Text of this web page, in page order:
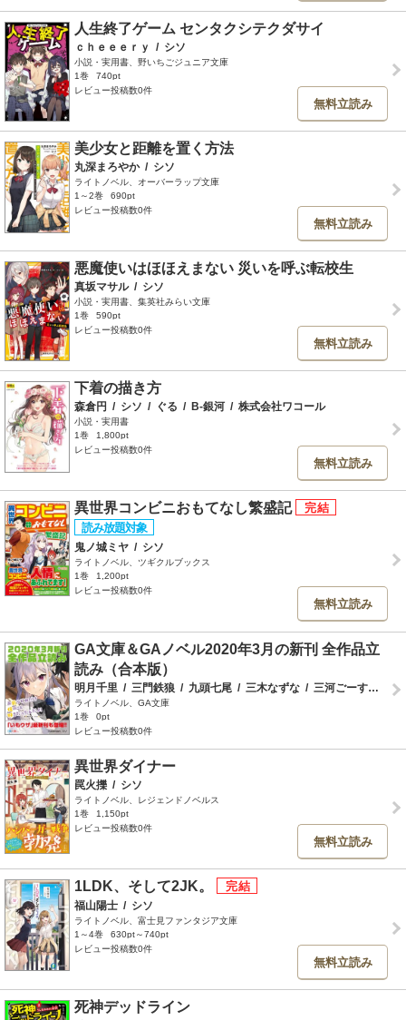
人生終了ゲーム センタクシテクダサイ
ｃｈｅｅｅｒｙ / シソ
小説・実用書、野いちごジュニア文庫
1巻
740pt
レビュー投稿数0件
無料立読み
美少女と距離を置く方法
丸深まろやか / シソ
ライトノベル、オーバーラップ文庫
1～2巻
690pt
レビュー投稿数0件
無料立読み
悪魔使いはほほえまない 災いを呼ぶ転校生
真坂マサル / シソ
小説・実用書、集英社みらい文庫
1巻
590pt
レビュー投稿数0件
無料立読み
下着の描き方
森倉円 / シソ / ぐる / B-銀河 / 株式会社ワコール
小説・実用書
1巻
1,800pt
レビュー投稿数0件
無料立読み
異世界コンビニおもてなし繁盛記
鬼ノ城ミヤ / シソ
ライトノベル、ツギクルブックス
1巻
1,200pt
レビュー投稿数0件
無料立読み
GA文庫＆GAノベル2020年3月の新刊 全作品立
読み（合本版）
明月千里 / 三門鉄狼 / 九頭七尾 / 三木なずな / 三河ごーすと 串
ライトノベル、GA文庫
1巻
0pt
レビュー投稿数0件
異世界ダイナー
罠火擽 / シソ
ライトノベル、レジェンドノベルス
1巻
1,150pt
レビュー投稿数0件
無料立読み
1LDK、そして2JK。
福山陽士 / シソ
ライトノベル、富士見ファンタジア文庫
1～4巻
630pt～740pt
レビュー投稿数0件
無料立読み
死神デッドライン